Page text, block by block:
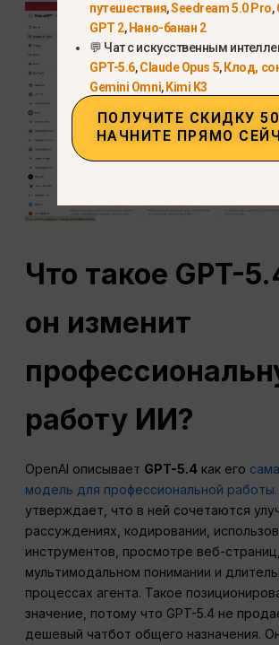
Что такое GPT-
он изменит
работу ИИ?
OpenAI описывает GPT-5.4 как его
модель для профессиональной работы.
утверждает, что в ней сочетаются
рассуждениях, кодировании,
инструментов, просмотре веб-страниц,
мультимодальном понимании и
процессах агента. Такое
значение, потому что GPT-5.4 не
дешевый чатбот общего назначения.
путешествия,Seedream 5.0 Pro,
GPT 2,Нано-банан 2
💬 Чат с искусственным
GPT-5.6,Claude Opus 5,Клод,
Gemini Omni,Kimi K3
ПОЛУЧИТЕ СКИДКУ
НАЧНИТЕ ПРЯМО